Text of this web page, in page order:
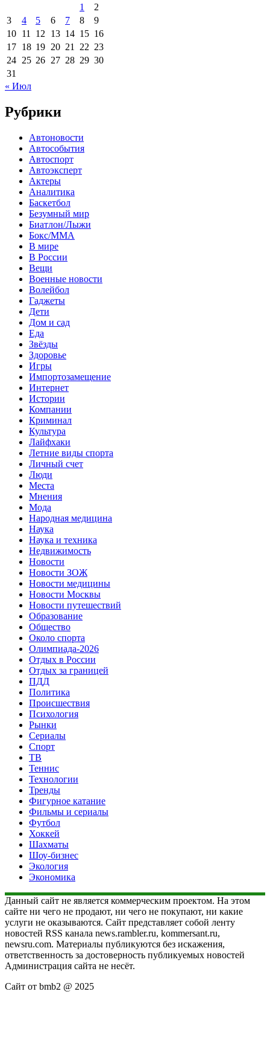
1
2
3
4 5 6 7 8
9
10 11 12 13 14 15 16
17 18 19 20 21 22 23
24 25 26 27 28 29 30
31
« Июл
Рубрики
Автоновости
Автособытия
Автоспорт
Автоэксперт
Актеры
Аналитика
Баскетбол
Безумный мир
Биатлон/Лыжи
Бокс/MMA
В мире
В России
Вещи
Военные новости
Волейбол
Гаджеты
Дети
Дом и сад
Еда
Звёзды
Здоровье
Игры
Импортозамещение
Интернет
Истории
Компании
Криминал
Культура
Лайфхаки
Летние виды спорта
Личный счет
Люди
Места
Мнения
Мода
Народная медицина
Наука
Наука и техника
Недвижимость
Новости
Новости ЗОЖ
Новости медицины
Новости Москвы
Новости путешествий
Образование
Общество
Около спорта
Олимпиада-2026
Отдых в России
Отдых за границей
ПДД
Политика
Происшествия
Психология
Рынки
Сериалы
Спорт
ТВ
Теннис
Технологии
Тренды
Фигурное катание
Фильмы и сериалы
Футбол
Хоккей
Шахматы
Шоу-бизнес
Экология
Экономика
Данный сайт не является коммерческим проектом. На этом
сайте ни чего не продают, ни чего не покупают, ни какие
услуги не оказываются. Сайт представляет собой ленту
новостей RSS канала news.rambler.ru, kommersant.ru,
newsru.com. Материалы публикуются без искажения,
ответственность за достоверность публикуемых новостей
Администрация сайта не несёт.
Сайт от bmb2 @ 2025